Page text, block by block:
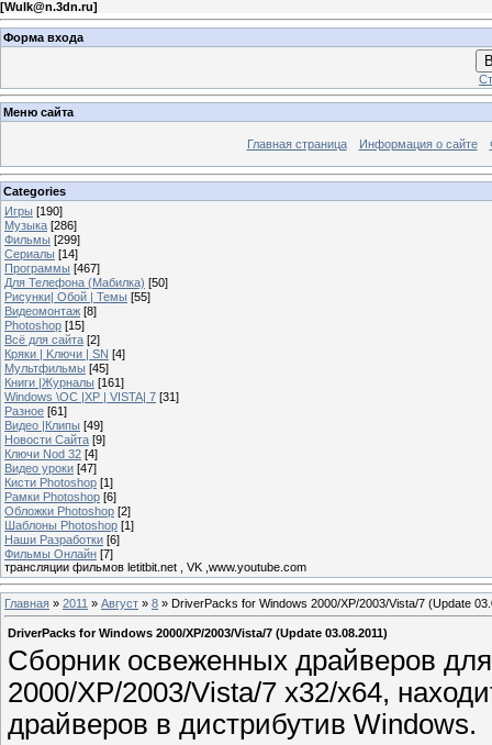
[Wulk@n.3dn.ru]
Форма входа
Меню сайта
Главная страница Информация о сайте
Categories
Игры [190]
Музыка [286]
Фильмы [299]
Сериалы [14]
Программы [467]
Для Телефона (Мабилка) [50]
Рисунки| Обой | Темы [55]
Видеомонтаж [8]
Photoshop [15]
Всё для сайта [2]
Кряки | Kлючи | SN [4]
Мультфильмы [45]
Книги |Журналы [161]
Windows \OC |XP | VISTA| 7 [31]
Разное [61]
Видео |Клипы [49]
Новости Сайта [9]
Ключи Nod 32 [4]
Видео уроки [47]
Кисти Photoshop [1]
Рамки Photoshop [6]
Обложки Photoshop [2]
Шаблоны Photoshop [1]
Наши Разработки [6]
Фильмы Онлайн [7]
трансляции фильмов letitbit.net , VK ,www.youtube.com
Главная » 2011 » Август » 8 » DriverPacks for Windows 2000/XP/2003/Vista/7 (Update
DriverPacks for Windows 2000/XP/2003/Vista/7 (Update 03.08.2011)
Сборник освеженных драйверов
2000/XP/2003/Vista/7 x32/x64,
драйверов в дистрибутив Windows.